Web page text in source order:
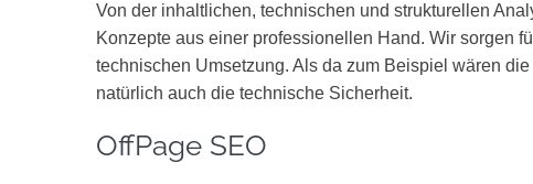
Von der inhaltlichen, technischen und strukturellen
Konzepte aus einer professionellen Hand. Wir sorgen
technischen Umsetzung. Als da zum Beispiel wären
natürlich auch die technische Sicherheit.
OffPage SEO